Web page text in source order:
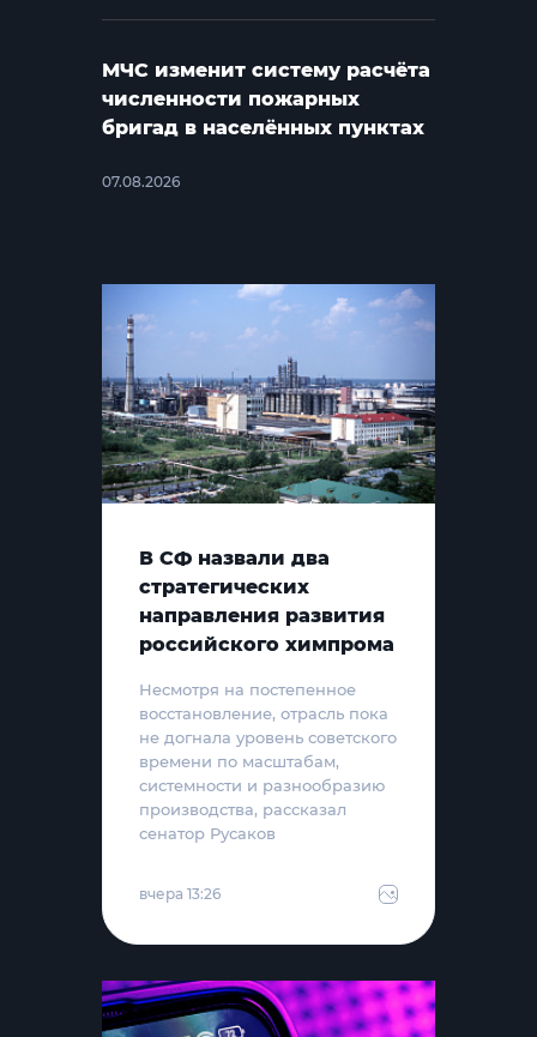
МЧС изменит систему расчёта
численности пожарных
бригад в населённых пунктах
07.08.2026
В СФ назвали два
стратегических
направления развития
российского химпрома
Несмотря на постепенное
восстановление, отрасль пока
не догнала уровень советского
времени по масштабам,
системности и разнообразию
производства, рассказал
сенатор Русаков
вчера 13:26